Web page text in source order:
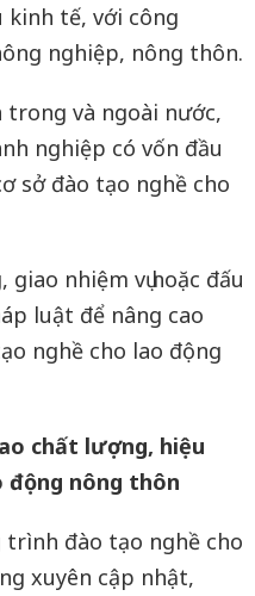
kinh tế, với công
nghiệp, nông thôn.
trong và ngoài nước,
nghiệp có vốn đầu
sở đào tạo nghề cho
nhiệm vụ hoặc đấu
luật để nâng cao
nghề cho lao động
chất lượng, hiệu
động nông thôn
đào tạo nghề cho
xuyên cập nhật,